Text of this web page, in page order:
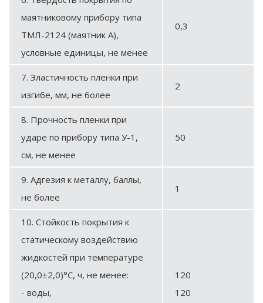
маятниковому прибору типа
ТМЛ-2124 (маятник А),
условные единицы, не менее
0,3
7. Эластичность пленки при
изгибе, мм, не более
2
8. Прочность пленки при
ударе по прибору типа У-1,
см, не менее
50
9. Адгезия к металлу, баллы,
не более
1
10. Стойкость покрытия к
статическому воздействию
жидкостей при температуре
(20,0±2,0)°С, ч, не менее:
- воды,
120
120